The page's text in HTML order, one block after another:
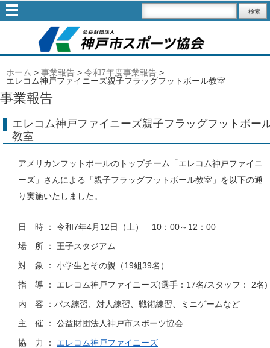
ホーム > 事業報告> 令和7年度事業報告>
エレコム神戸ファイニーズ親子フラッグフットボール教室
事業報告
エレコム神戸ファイニーズ親子フラッグフットボー
教室
アメリカンフットボールのトップチーム「エレコム神戸ファイニ
ーズ」さんによる「親子フラッグフットボール教室」を以下の通
り実施いたしました。
日 時 ： 令和7年4月12日（土） 10：00～12：00
場 所 ： 王子スタジアム
対 象 ： 小学生とその親（19組39名）
指 導 ： エレコム神戸ファイニーズ(選手：17名/スタッフ： 2名)
内 容 ：パス練習、対人練習、戦術練習、ミニゲームなど
主 催 ： 公益財団法人神戸市スポーツ協会
協 力 ： エレコム神戸ファイニーズ